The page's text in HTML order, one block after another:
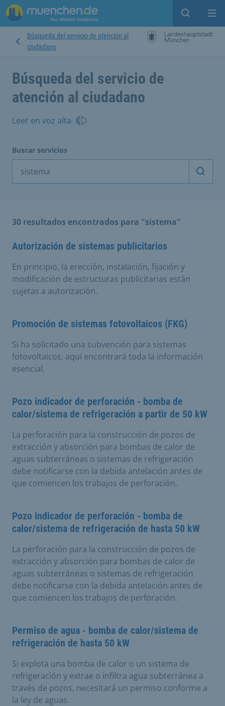
Open
Búsqueda del servicio de atención al
ciudadano
Búsqueda del servicio de
atención al ciudadano
Leer en voz alta
Buscar servicios
30 resultados encontrados para "sistema"
Autorización de sistemas publicitarios
En principio, la erección, instalación, fijación y
modificación de estructuras publicitarias están
sujetas a autorización.
Promoción de sistemas fotovoltaicos (FKG)
Si ha solicitado una subvención para sistemas
fotovoltaicos, aquí encontrará toda la información
esencial.
Pozo indicador de perforación - bomba de
calor/sistema de refrigeración a partir de 50 kW
La perforación para la construcción de pozos de
extracción y absorción para bombas de calor de
aguas subterráneas o sistemas de refrigeración
debe notificarse con la debida antelación antes de
que comiencen los trabajos de perforación.
Pozo indicador de perforación - bomba de
calor/sistema de refrigeración de hasta 50 kW
La perforación para la construcción de pozos de
extracción y absorción para bombas de calor de
aguas subterráneas o sistemas de refrigeración
debe notificarse con la debida antelación antes de
que comiencen los trabajos de perforación.
Permiso de agua - bomba de calor/sistema de
refrigeración de hasta 50 kW
Si explota una bomba de calor o un sistema de
refrigeración y extrae o infiltra agua subterránea a
través de pozos, necesitará un permiso conforme a
la ley de aguas.